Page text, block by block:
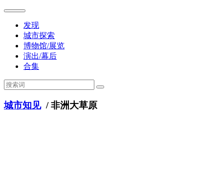
发现
城市探索
博物馆/展览
演出/幕后
合集
城市知见/ 非洲大草原